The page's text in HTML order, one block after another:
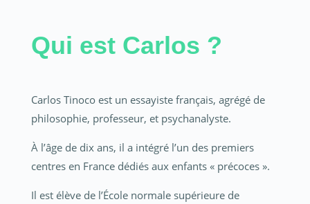
Qui est Carlos ?
Carlos Tinoco est un essayiste français, agrégé de
philosophie, professeur, et psychanalyste.
À l’âge de dix ans, il a intégré l’un des premiers
centres en France dédiés aux enfants « précoces ».
Il est élève de l’École normale supérieure de